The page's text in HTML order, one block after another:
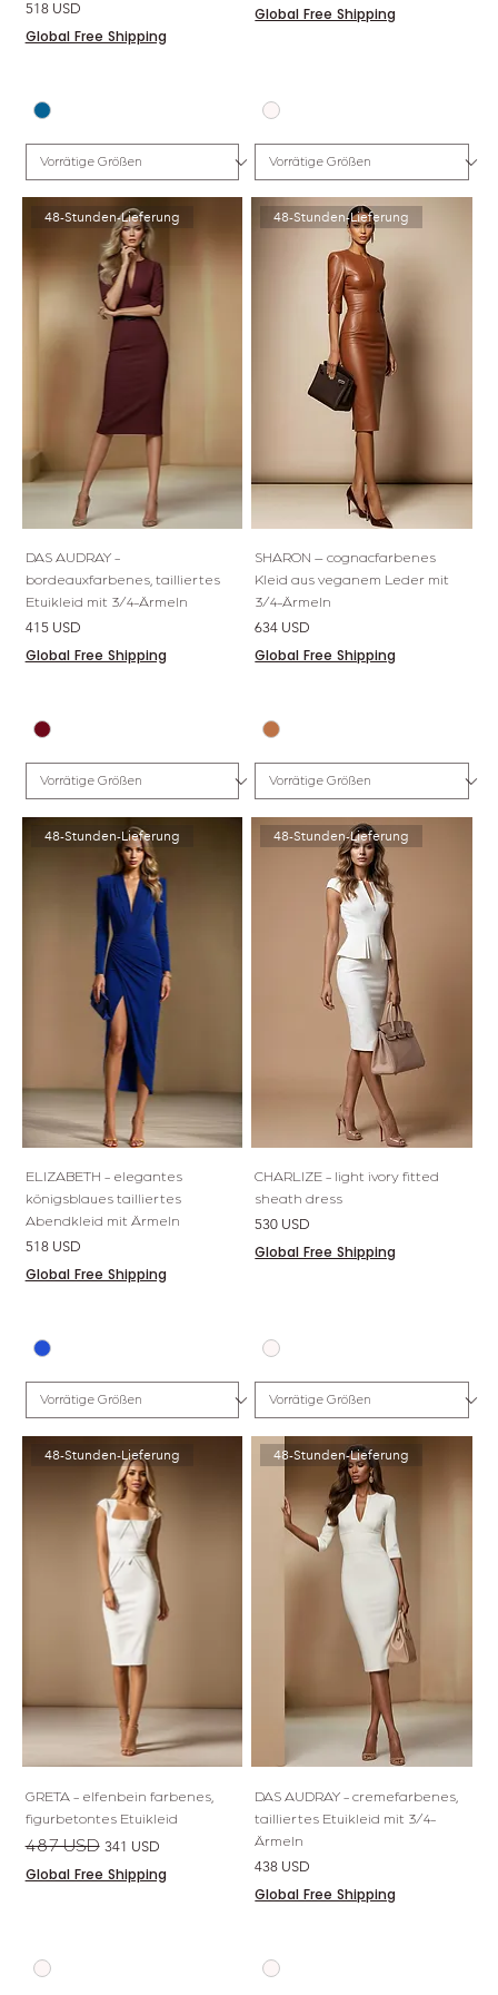
Preis
518 USD
Global Free Shipping
Global Free Shipping
48-Stunden-Lieferung
DAS AUDRAY -
bordeauxfarbenes, tailliertes
Etuikleid mit 3/4-Ärmeln
Preis
415 USD
Global Free Shipping
48-Stunden-Lieferung
SHARON – cognacfarbenes
Kleid aus veganem Leder mit
3/4-Ärmeln
Preis
634 USD
Global Free Shipping
48-Stunden-Lieferung
ELIZABETH - elegantes
königsblaues tailliertes
Abendkleid mit Ärmeln
Preis
518 USD
Global Free Shipping
48-Stunden-Lieferung
CHARLIZE - light ivory fitted
sheath dress
Preis
530 USD
Global Free Shipping
48-Stunden-Lieferung
GRETA - elfenbein farbenes,
figurbetontes Etuikleid
Standardpreis
487 USD Sale-Preis
341 USD
Global Free Shipping
48-Stunden-Lieferung
DAS AUDRAY - cremefarbenes,
tailliertes Etuikleid mit 3/4-
Ärmeln
Preis
438 USD
Global Free Shipping